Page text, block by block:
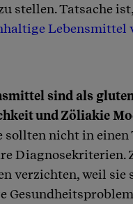
stellen. Tatsache
Lebensmittel
sind als
und Zöliakie
sollten nicht in einen
Diagnosekriterien.
verzichten, weil sie